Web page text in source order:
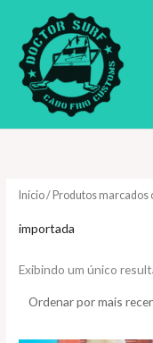
conteúdo
Início/ Produtos marcados
importada
Exibindo um único